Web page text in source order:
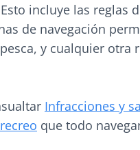
incluye las reglas
de navegación
y cualquier otra
Infracciones y
que todo